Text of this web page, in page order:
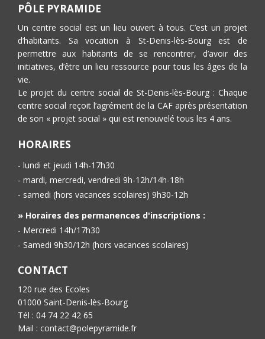
PÔLE PYRAMIDE
Un centre social est un lieu ouvert à tous. C’est un projet
d’habitants. Sa vocation à St-Denis-lès-Bourg est de
permettre aux habitants de se rencontrer, d’avoir des
initiatives, d’être un lieu ressource pour tous les âges de la
vie.
Le projet du centre social de St-Denis-lès-Bourg : Chaque
centre social reçoit l’agrément de la CAF après présentation
de son « projet social » qui est renouvelé tous les 4 ans.
HORAIRES
- lundi et jeudi 14h-17h30
- mardi, mercredi, vendredi 9h-12h/14h-18h
- samedi (hors vacances scolaires) 9h30-12h
» Horaires des permanences d'inscriptions :
- Mercredi 14h/17h30
- Samedi 9h30/12h (hors vacances scolaires)
CONTACT
120 rue des Ecoles
01000 Saint-Denis-lès-Bourg
Tél : 04 74 22 42 65
Mail : contact@polepyramide.fr